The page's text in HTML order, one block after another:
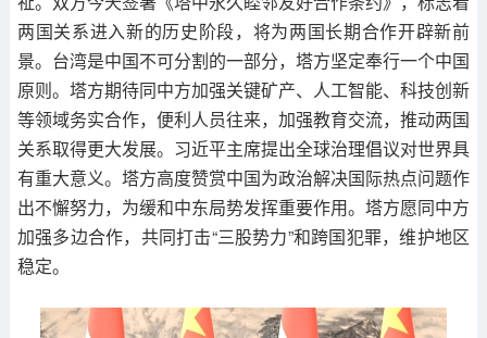
两国关系进入新的历史阶段，将为两国长期合作开辟新前
景。台湾是中国不可分割的一部分，塔方坚定奉行一个中国
原则。塔方期待同中方加强关键矿产、人工智能、科技创新
等领域务实合作，便利人员往来，加强教育交流，推动两国
关系取得更大发展。习近平主席提出全球治理倡议对世界具
有重大意义。塔方高度赞赏中国为政治解决国际热点问题作
出不懈努力，为缓和中东局势发挥重要作用。塔方愿同中方
加强多边合作，共同打击“三股势力”和跨国犯罪，维护地区
稳定。